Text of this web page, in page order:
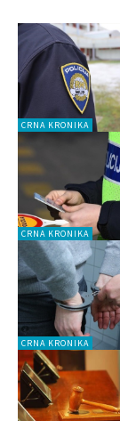
CRNA KRONIKA
CRNA KRONIKA
CRNA KRONIKA